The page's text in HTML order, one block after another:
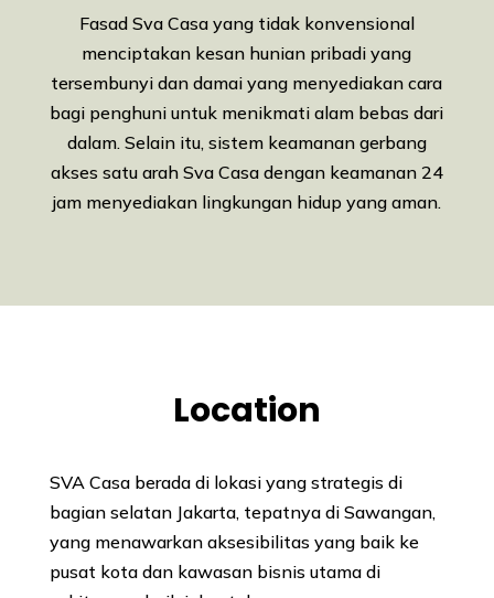
Fasad Sva Casa yang tidak konvensional
menciptakan kesan hunian pribadi yang
tersembunyi dan damai yang menyediakan cara
bagi penghuni untuk menikmati alam bebas dari
dalam. Selain itu, sistem keamanan gerbang
akses satu arah Sva Casa dengan keamanan 24
jam menyediakan lingkungan hidup yang aman.
Location
SVA Casa berada di lokasi yang strategis di
bagian selatan Jakarta, tepatnya di Sawangan,
yang menawarkan aksesibilitas yang baik ke
pusat kota dan kawasan bisnis utama di